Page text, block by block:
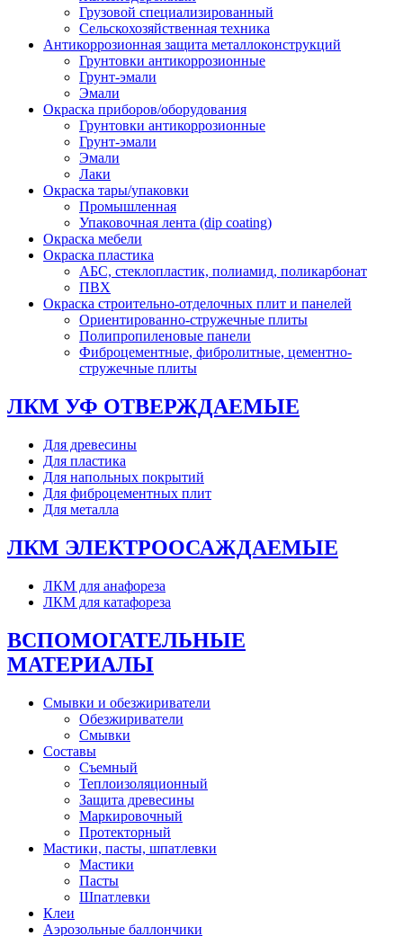
Грузовой специализированный
Сельскохозяйственная техника
Антикоррозионная защита металлоконструкций
Грунтовки антикоррозионные
Грунт-эмали
Эмали
Окраска приборов/оборудования
Грунтовки антикоррозионные
Грунт-эмали
Эмали
Лаки
Окраска тары/упаковки
Промышленная
Упаковочная лента (dip coating)
Окраска мебели
Окраска пластика
АБС, стеклопластик, полиамид, поликарбонат
ПВХ
Окраска строительно-отделочных плит и панелей
Ориентированно-стружечные плиты
Полипропиленовые панели
Фиброцементные, фибролитные, цементно-
стружечные плиты
ЛКМ УФ ОТВЕРЖДАЕМЫЕ
Для древесины
Для пластика
Для напольных покрытий
Для фиброцементных плит
Для металла
ЛКМ ЭЛЕКТРООСАЖДАЕМЫЕ
ЛКМ для анафореза
ЛКМ для катафореза
ВСПОМОГАТЕЛЬНЫЕ
МАТЕРИАЛЫ
Смывки и обезжириватели
Обезжириватели
Смывки
Составы
Съемный
Теплоизоляционный
Защита древесины
Маркировочный
Протекторный
Мастики, пасты, шпатлевки
Мастики
Пасты
Шпатлевки
Клеи
Аэрозольные баллончики